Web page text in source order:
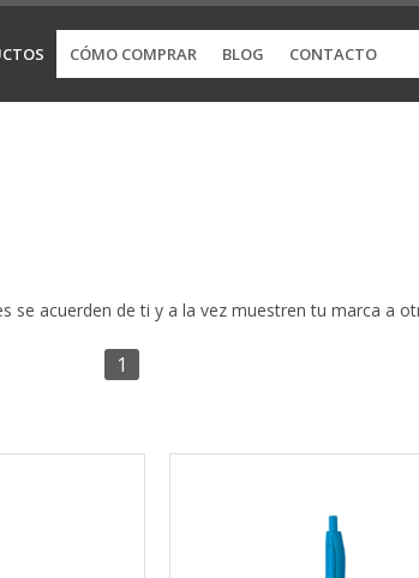
CÓMO COMPRAR BLOG CONTACTO
acuerden de ti y a la vez muestren tu marca a
1